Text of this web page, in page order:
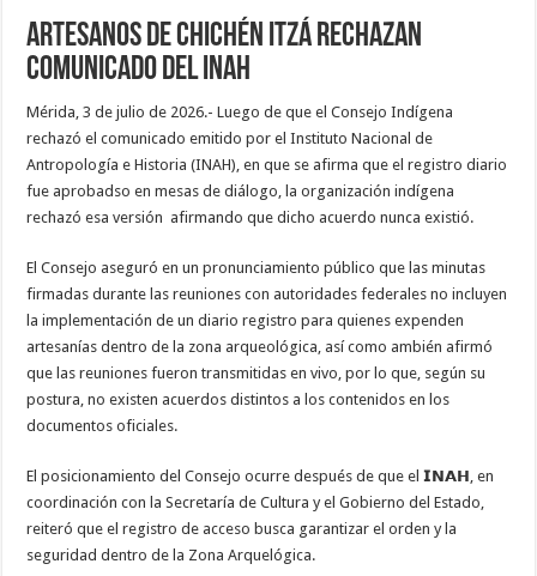
Artesanos de Chichén Itzá rechazan
comunicado del INAH
Mérida, 3 de julio de 2026.- Luego de que el Consejo Indígena
rechazó el comunicado emitido por el Instituto Nacional de
Antropología e Historia (INAH), en que se afirma que el registro diario
fue aprobadso en mesas de diálogo, la organización indígena
rechazó esa versión afirmando que dicho acuerdo nunca existió.
El Consejo aseguró en un pronunciamiento público que las minutas
firmadas durante las reuniones con autoridades federales no incluyen
la implementación de un diario registro para quienes expenden
artesanías dentro de la zona arqueológica, así como ambién afirmó
que las reuniones fueron transmitidas en vivo, por lo que, según su
postura, no existen acuerdos distintos a los contenidos en los
documentos oficiales.
El posicionamiento del Consejo ocurre después de que el 𝗜𝗡𝗔𝗛, en
coordinación con la Secretaría de Cultura y el Gobierno del Estado,
reiteró que el registro de acceso busca garantizar el orden y la
seguridad dentro de la Zona Arquelógica.